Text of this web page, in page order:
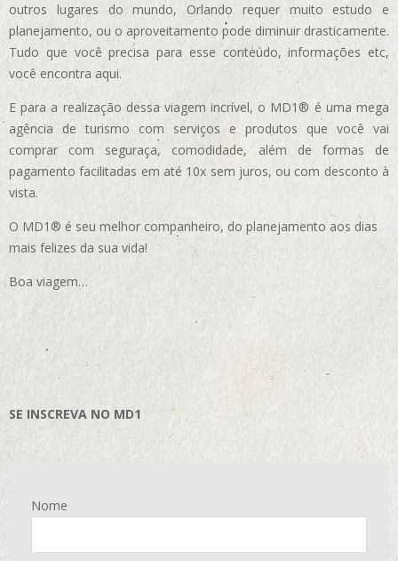
outros lugares do mundo, Orlando requer muito estudo e
planejamento, ou o aproveitamento pode diminuir drasticamente.
Tudo que você precisa para esse conteúdo, informações etc,
você encontra aqui.
E para a realização dessa viagem incrível, o MD1® é uma mega
agência de turismo com serviços e produtos que você vai
comprar com seguraça, comodidade, além de formas de
pagamento facilitadas em até 10x sem juros, ou com desconto à
vista.
O MD1® é seu melhor companheiro, do planejamento aos dias
mais felizes da sua vida!
Boa viagem…
SE INSCREVA NO MD1
Nome